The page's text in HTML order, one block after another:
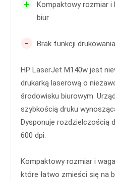
+
Kompaktowy rozmiar i
biur
- Brak funkcji
HP LaserJet M140w jest
drukarką laserową o
środowisku biurowym.
szybkością druku
Dysponuje rozdzielczością
600 dpi.
Kompaktowy rozmiar i
które łatwo zmieści się na